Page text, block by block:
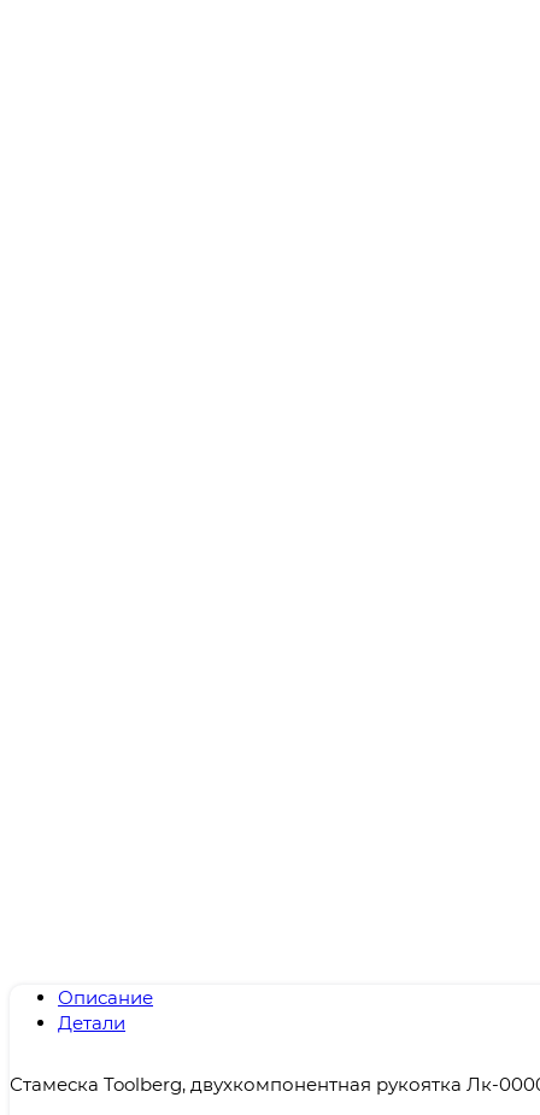
Описание
Детали
Стамеска Toolberg, двухкомпонентная рукоятка Лк-